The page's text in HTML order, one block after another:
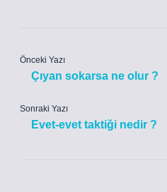
Önceki Yazı
Çıyan sokarsa ne olur ?
Sonraki Yazı
Evet-evet taktiği nedir ?